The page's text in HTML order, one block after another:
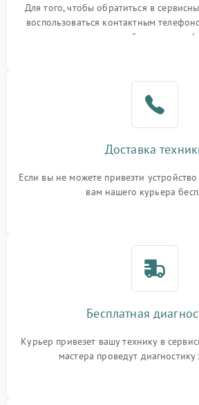
Для того, чтобы обратиться в
воспользоваться контактным
или оставить свой номер
Доставка
Если вы не можете привезти
вам нашего курьера
Бесплатная
Курьер привезет вашу технику в
мастера проведут